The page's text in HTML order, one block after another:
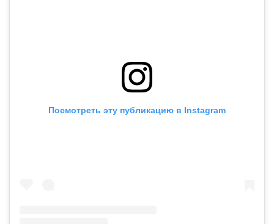
Посмотреть эту публикацию в Instagram